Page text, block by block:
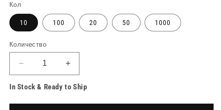
Кол
10 100 20 50 1000
Количество
Намаляване
на
количеството
Увеличете
количеството
за
In Stock & Ready to Ship